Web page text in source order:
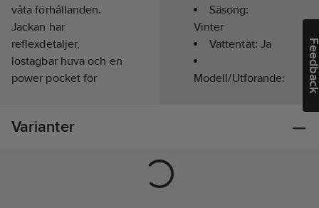
våta förhållanden.
Jackan har
reflexdetaljer,
löstagbar huva och en
power pocket för
Lev.
Säsong:
Vinter
Vattentät: Ja
Modell/Utförande:
Varianter